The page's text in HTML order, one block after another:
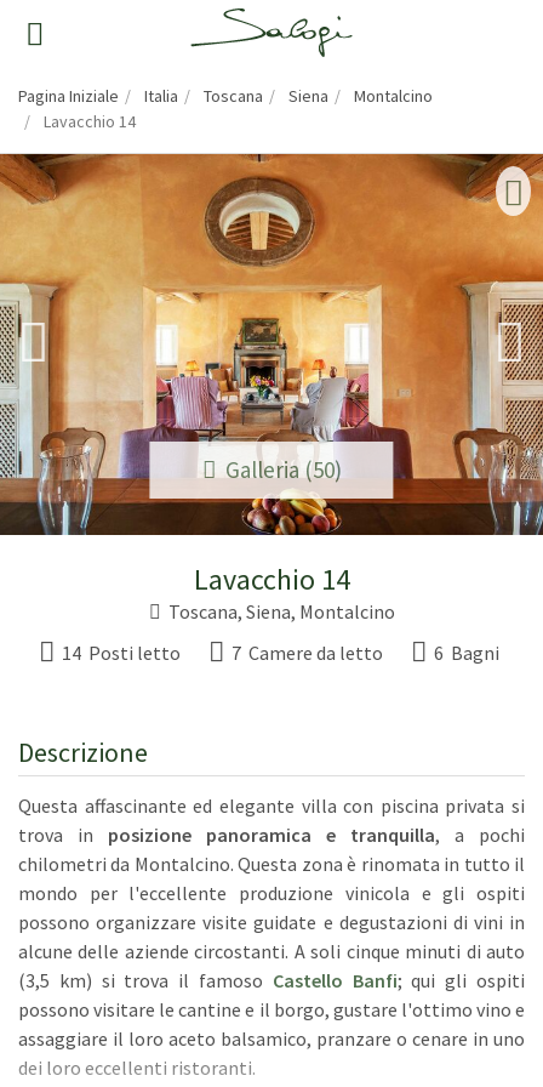
Pagina Iniziale Italia Toscana Siena
Montalcino
Lavacchio 14
Galleria (50)
Lavacchio 14
Toscana, Siena, Montalcino
14 Posti letto
7 Camere da letto 6 Bagni
Descrizione
Questa affascinante ed elegante villa con piscina privata si
trova in posizione panoramica e tranquilla, a pochi
chilometri da Montalcino. Questa zona è rinomata in tutto il
mondo per l'eccellente produzione vinicola e gli ospiti
possono organizzare visite guidate e degustazioni di vini in
alcune delle aziende circostanti. A soli cinque minuti di auto
(3,5 km) si trova il famoso Castello Banfi; qui gli ospiti
possono visitare le cantine e il borgo, gustare l'ottimo vino e
assaggiare il loro aceto balsamico, pranzare o cenare in uno
dei loro eccellenti ristoranti.